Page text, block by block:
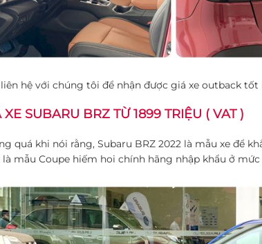
liên hệ với chúng tôi để nhận được giá xe outback
XE SUBARU BRZ TỪ 1899 TRIỆU ( VAT )
quá khi nói rằng, Subaru BRZ 2022 là mẫu xe để
là mẫu Coupe hiếm hoi chính hãng nhập khẩu ở